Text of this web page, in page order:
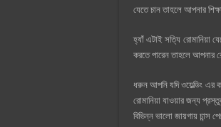
যেতে চান তাহলে আপনার
হ্যাঁ এটাই সত্যি রোমানিয়া
করতে পারেন তাহলে আপনার
ধরুন আপনি যদি ওয়েল্ডিং এর
রোমানিয়া যাওয়ার জন্য
বিভিন্ন ভালো জায়গায় চান্স